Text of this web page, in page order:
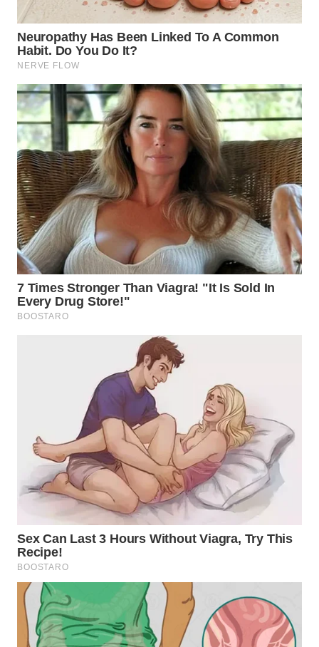
WN
TAPANULI
TENGAH
SERDANG
WN
TEBING
TINGGI
WN
PAKPAK
WN
KARAWANG
WN
BEKASI
WN
TAPANULI
UTARA
WN
SAMOSIR
WN
PADANG
LAWAS